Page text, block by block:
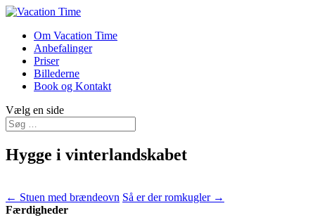
Om Vacation Time
Anbefalinger
Priser
Billederne
Book og Kontakt
Vælg en side
Hygge i vinterlandskabet
← Stuen med brændeovn Så er der romkugler →
Færdigheder